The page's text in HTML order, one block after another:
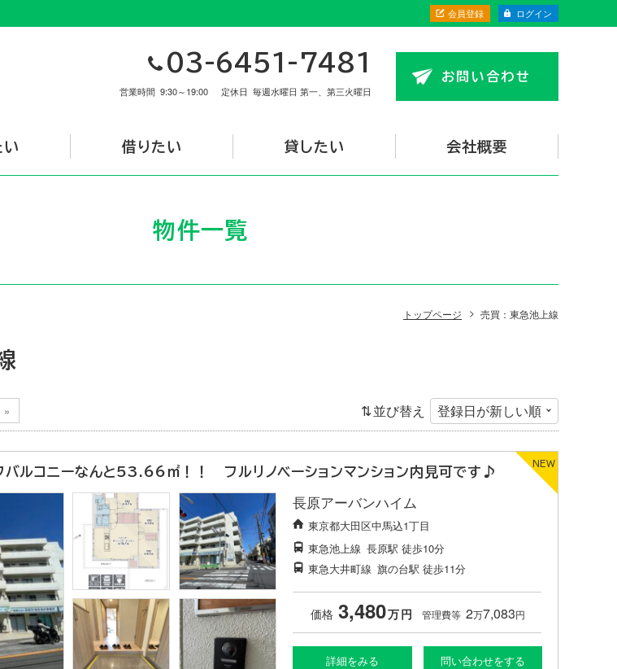
会員登録 ログイン
03-6451-7481
営業時間 9:30～19:00 定休日 毎週水曜日 第一、第三火曜日
お問い合わせ
い 借りたい 貸したい 会社概要
物件一覧
トップページ 売買：東急池上線
並び替え
»
バルコニーなんと53.66㎡！！ フルリノベーションマンション内見可です♪
長原アーバンハイム
東京都大田区中馬込1丁目
東急池上線 長原駅 徒歩10分
東急大井町線 旗の台駅 徒歩11分
価格 3,480万円 管理費等 2万7,083円
詳細をみる 問い合わせをする